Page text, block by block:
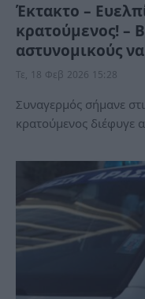
Έκτακτο –
κρατούμενος! –
αστυνομικούς
Τε, 18 Φεβ 2026 15:28
Συναγερμός σήμανε
κρατούμενος διέφυγε